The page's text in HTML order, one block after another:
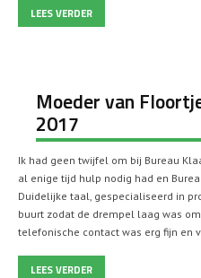
LEES VERDER
Moeder van
2017
Ik had geen twijfel om bij Bureau
al enige tijd hulp nodig had en
Duidelijke taal, gespecialiseerd in
buurt zodat de drempel laag was
telefonische contact was erg fijn en
LEES VERDER